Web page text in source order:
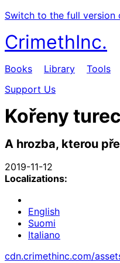
Switch to the full
CrimethInc.
Books Library Tools
Support Us
Kořeny
A hrozba, kterou
2019-11-12
Localizations:
English
Suomi
Italiano
cdn.crimethinc.com/